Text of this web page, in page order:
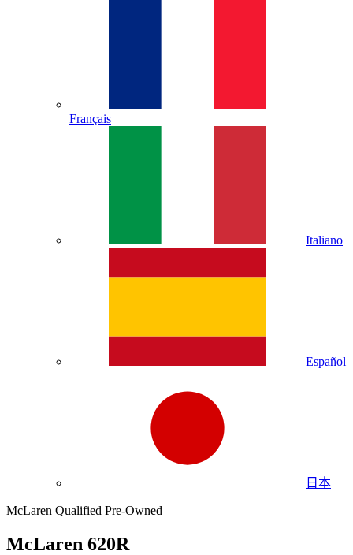
Français
Italiano
Español
日本
McLaren Qualified Pre-Owned
McLaren 620R